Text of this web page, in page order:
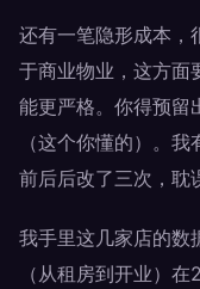
还有一笔隐形成本，
于商业物业，这方面
能更严格。你得预留
（这个你懂的）。
前后后改了三次，耽
我手里这几家店的数
（从租房到开业）